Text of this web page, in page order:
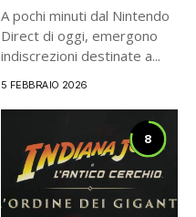
A pochi minuti dal Nintendo
Direct di oggi, emergono
indiscrezioni destinate a...
5 FEBBRAIO 2026
8